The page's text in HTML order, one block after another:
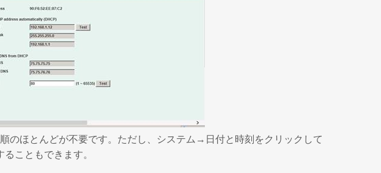
のほとんどが不要です。ただし、システム→日付と時刻をクリックして
こともできます。